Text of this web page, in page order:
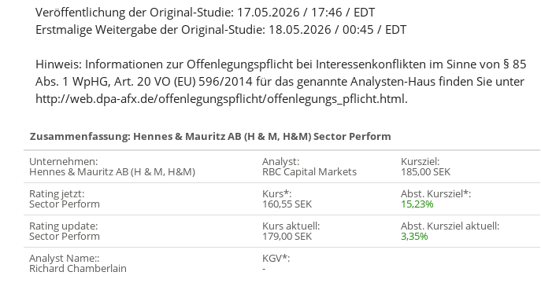
Veröffentlichung der Original-Studie: 17.05.2026 / 17:46 / EDT
Erstmalige Weitergabe der Original-Studie: 18.05.2026 / 00:45 / EDT
Hinweis: Informationen zur Offenlegungspflicht bei Interessenkonflikten im Sinne von § 85
Abs. 1 WpHG, Art. 20 VO (EU) 596/2014 für das genannte Analysten-Haus finden Sie unter
http://web.dpa-afx.de/offenlegungspflicht/offenlegungs_pflicht.html.
Zusammenfassung: Hennes & Mauritz AB (H & M, H&M) Sector Perform
Unternehmen:
Hennes & Mauritz AB (H & M, H&M)
Analyst:
RBC Capital Markets
Kursziel:
185,00 SEK
Rating jetzt:
Sector Perform
Kurs*:
160,55 SEK
Abst. Kursziel*:
15,23%
Rating update:
Sector Perform
Kurs aktuell:
179,00 SEK
Abst. Kursziel aktuell:
3,35%
Analyst Name::
Richard Chamberlain
KGV*:
-